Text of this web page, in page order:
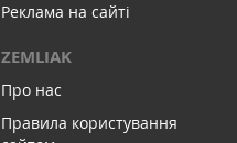
Реклама на сайті
ZEMLIAK
Про нас
Правила користування